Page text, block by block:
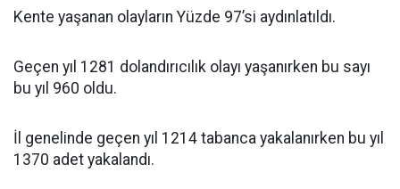
Kente yaşanan olayların Yüzde 97’si aydınlatıldı.
Geçen yıl 1281 dolandırıcılık olayı yaşanırken bu sayı
bu yıl 960 oldu.
İl genelinde geçen yıl 1214 tabanca yakalanırken bu yıl
1370 adet yakalandı.